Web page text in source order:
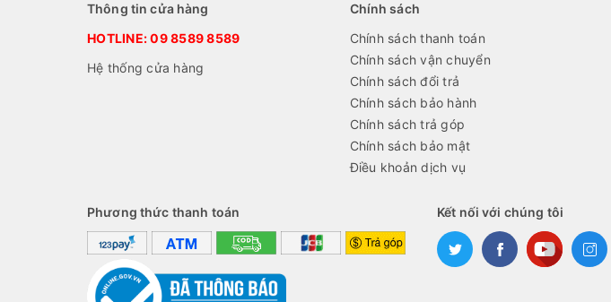
Thông tin cửa hàng
HOTLINE:09 8589 8589
Hệ thống cửa hàng
Chính sách
Chính sách thanh toán
Chính sách vận chuyển
Chính sách đổi trả
Chính sách bảo hành
Chính sách trả góp
Chính sách bảo mật
Điều khoản dịch vụ
Phương thức thanh toán Kết nối với chúng tôi